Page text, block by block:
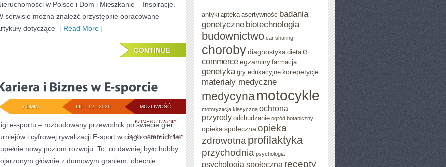
w Polsce i Dom i Mieszkanie – Inspiracje.
serwisie można znaleźć przystępnie opracowane
dotyczące [ Read More ]
CONTINUE
MOŻLIWOŚĆ
KOMENTOWANIAKARIERA
I
BIZNES
ZOSTAŁA WYŁĄCZONA
LIP - 12 - 2026
ADMIN
e-sportu – rozbudowany przewodnik po świecie gier,
i cyfrowej rywalizacji E-sport w ciągu ostatnich lat
nowy poziom rozwoju. To, co dawniej było hobby
głównie z domowym graniem, obecnie
antyki apteka asertywność badania
genetyczne biotechnologia
budownictwo car sharing
chorobydiagnostyka dieta e-
commerceegzaminy farmacja
genetyka gry edukacyjne korepetycje
materiały medyczne
medycynamotocykle
motoryzacja klasyczna ochrona
przyrody odchudzanie ogród botaniczny
opieka społeczna opieka
zdrowotna profilaktyka
przychodnia psychologia
psychologia społeczna recepty